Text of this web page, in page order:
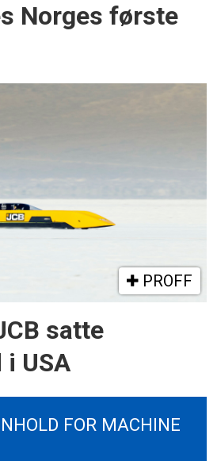
Norges første
PROFF
satte
USA
FOR MACHINE